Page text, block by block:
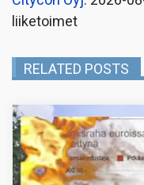
liiketoimet
RELATED POSTS